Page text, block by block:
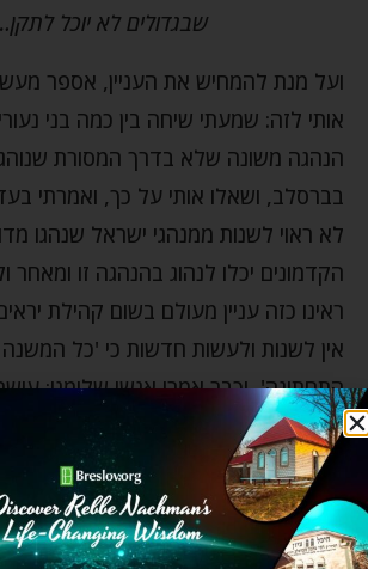
שבגדולים לא יוכל
ועל מנת להמחיש את העניין, אספר
אותי לזה: שמעתי שיחה בין כמה בני
הנהגה משונה שלא בדרך המסורת
בברסלב, ושאלו אותי על כך, ואמרתי
לא ראוי לשנות ממנהגי ישראל שנהגו
הקדמונים יכלו לנהוג בהנהגה זו ומאחר
ראינו כזה עניין מעולם בשום קהילת
אין לשנות ולעשות חדשות כי 'כל המשנה
התחתונה', וכבר אמרו אנשי שלומנו:
מלחמות – מי שעושה חדשות הוא
ולמחלוקות שקמות בשל חידושיו.
ואז אמר לי אחד מהם: אבל זה ברסלב!
דבר שונה וחדש, ואם כן בברסלב מותר